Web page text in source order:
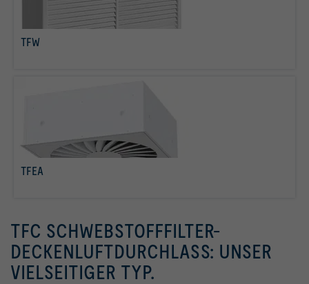
TFW
TFEA
TFC SCHWEBSTOFFFILTER-
DECKENLUFTDURCHLASS: UNSER
VIELSEITIGER TYP.